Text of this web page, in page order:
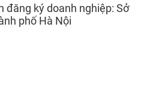
đăng ký doanh nghiệp: Sở
phố Hà Nội